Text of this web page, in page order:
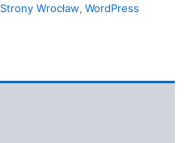
Strony Wrocław, WordPress